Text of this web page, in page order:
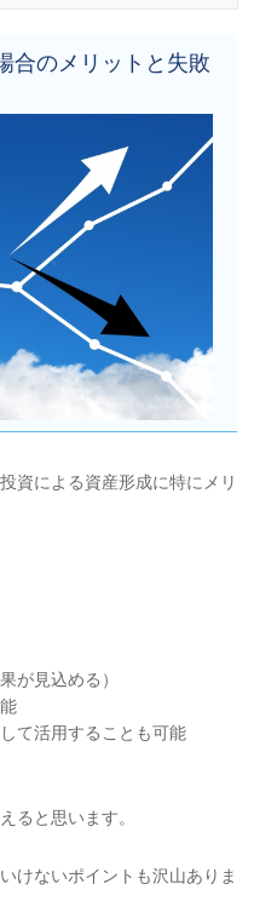
合のメリットと失敗
資による資産形成に特にメリ
が見込める）
て活用することも可能
ると思います。
けないポイントも沢山ありま